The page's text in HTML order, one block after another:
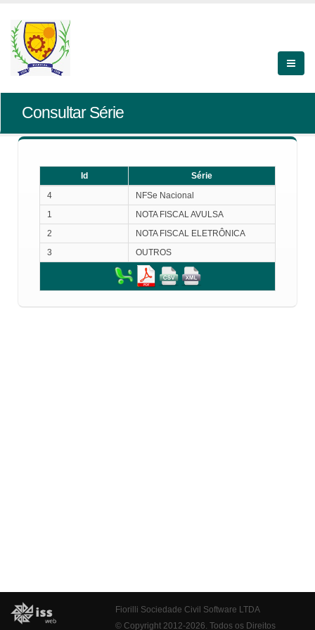
Consultar Série
Id
Série
Série
4
NFSe Nacional
1
NOTA FISCAL AVULSA
2
NOTA FISCAL ELETRÔNICA
3
OUTROS
Fiorilli Sociedade Civil Software LTDA
© Copyright 2012-2026. Todos os Direitos